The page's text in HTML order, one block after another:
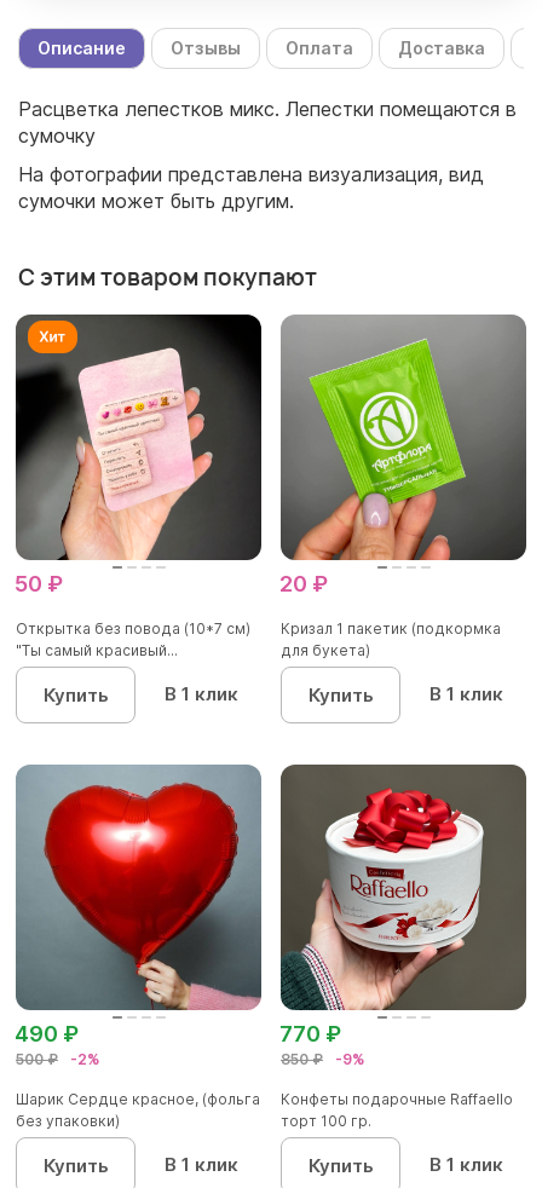
Описание Отзывы Оплата Доставка
Расцветка лепестков микс. Лепестки помещаются в
сумочку
На фотографии представлена визуализация, вид
сумочки может быть другим.
С этим товаром покупают
50 ₽
Открытка без повода (10*7 см)
"Ты самый красивый...
Купить В 1 клик
20 ₽
Кризал 1 пакетик (подкормка
для букета)
Купить В 1 клик
500 ₽ -2%
490 ₽
Шарик Сердце красное, (фольга
без упаковки)
Купить В 1 клик
850 ₽ -9%
770 ₽
Конфеты подарочные Raffaello
торт 100 гр.
Купить В 1 клик